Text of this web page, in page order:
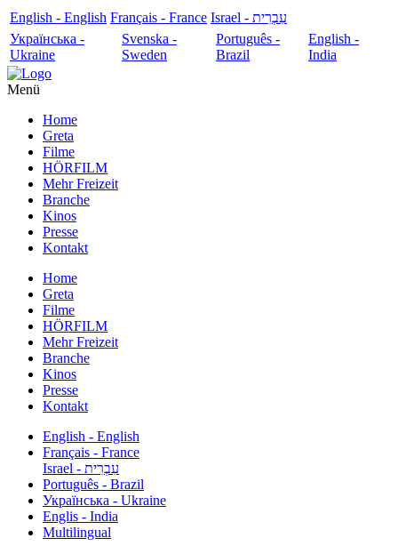
English - English Français - France
עִבְרִית - Israel
Українська -
Ukraine
Svenska -
Sweden
Português -
Brazil
English -
India
Menü
Home
Greta
Filme
HÖRFILM
Mehr Freizeit
Branche
Kinos
Presse
Kontakt
Home
Greta
Filme
HÖRFILM
Mehr Freizeit
Branche
Kinos
Presse
Kontakt
English - English
Français - France
עִבְרִית - Israel
Português - Brazil
Українська - Ukraine
Englis - India
Multilingual